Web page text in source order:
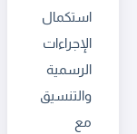
استكمال
الإجراءات
الرسمية
والتنسيق
مع